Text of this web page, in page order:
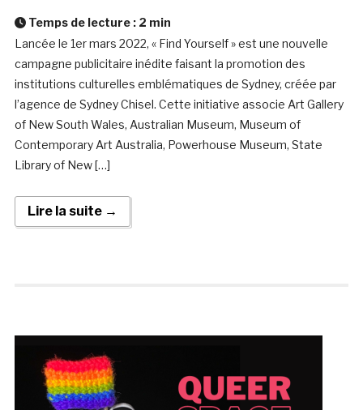
Temps de lecture : 2 min
Lancée le 1er mars 2022, « Find Yourself » est une nouvelle
campagne publicitaire inédite faisant la promotion des
institutions culturelles emblématiques de Sydney, créée par
l’agence de Sydney Chisel. Cette initiative associe Art Gallery
of New South Wales, Australian Museum, Museum of
Contemporary Art Australia, Powerhouse Museum, State
Library of New […]
Lire la suite →